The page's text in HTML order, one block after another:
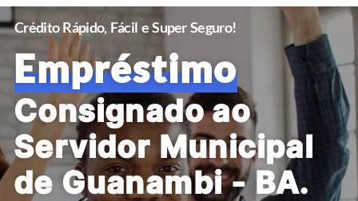
Crédito Rápido, Fácil e Super Seguro!
Empréstimo
Consignado ao
Servidor Municipal
de Guanambi - BA.